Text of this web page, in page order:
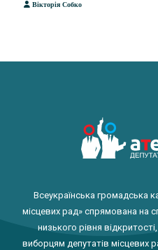
Вікторія Собко
Всеукраїнська громадська
місцевих рад» спрямована на
низького рівня
виборцям депутатів місцевих